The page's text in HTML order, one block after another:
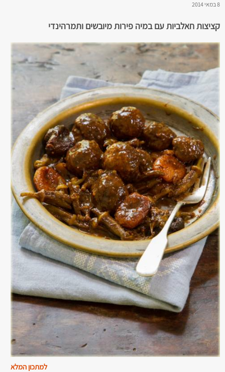
8 במאי 2014
קציצות חאלביות עם במיה פירות מיובשים ותמרהינדי
למתכון המלא